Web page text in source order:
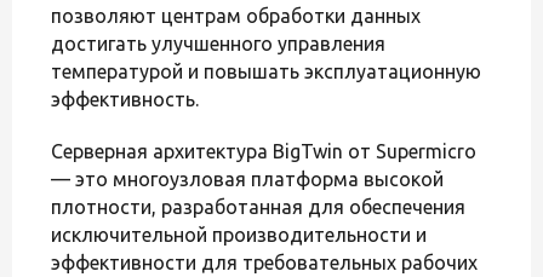
позволяют центрам обработки данных
достигать улучшенного управления
температурой и повышать эксплуатационную
эффективность.
Серверная архитектура BigTwin от Supermicro
— это многоузловая платформа высокой
плотности, разработанная для обеспечения
исключительной производительности и
эффективности для требовательных рабочих